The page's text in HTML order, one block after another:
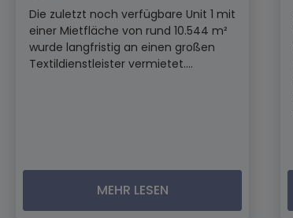
Die zuletzt noch verfügbare Unit 1 mit
einer Mietfläche von rund 10.544 m²
wurde langfristig an einen großen
Textildienstleister vermietet....
MEHR LESEN